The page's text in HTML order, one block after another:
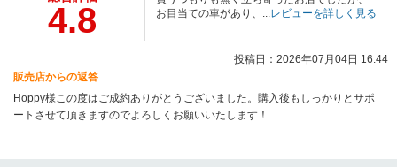
4.8
お目当ての車があり、...レビューを詳しく見る
投稿日：2026年07月04日 16:44
販売店からの返答
Hoppy様この度はご成約ありがとうございました。購入後もしっかりとサポ
ートさせて頂きますのでよろしくお願いいたします！